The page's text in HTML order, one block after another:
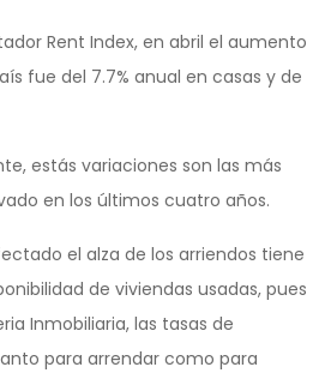
Rent Index, en abril el aumento
fue del 7.7% anual en casas y de
estás variaciones son las más
en los últimos cuatro años.
el alza de los arriendos tiene
de viviendas usadas, pues
Inmobiliaria, las tasas de
para arrendar como para